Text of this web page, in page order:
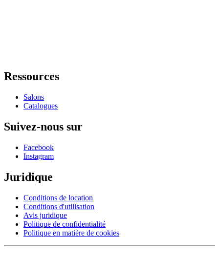
Ressources
Salons
Catalogues
Suivez-nous sur
Facebook
Instagram
Juridique
Conditions de location
Conditions d'utilisation
Avis juridique
Politique de confidentialité
Politique en matière de cookies